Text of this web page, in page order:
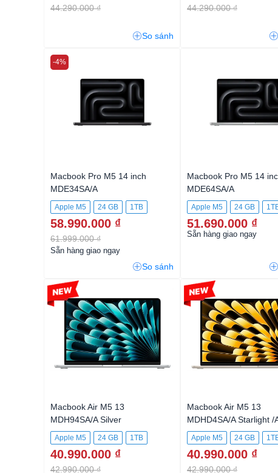
44.290.000 ₫
So sánh
44.290.000 ₫
Macbook Pro M5 14 inch
MDE34SA/A
Apple M5 24 GB 1TB
58.990.000 ₫
61.999.000 ₫
-4%
Sẵn hàng giao ngay
So sánh
Macbook Pro M5 14
MDE64SA/A
Apple M5 24 GB
51.690.000 ₫
Sẵn hàng giao ngay
Macbook Air M5 13
MDH94SA/A Silver
Apple M5 24 GB 1TB
40.990.000 ₫
42.990.000 ₫
-4%
Macbook Air M5 13
MDHD4SA/A Starlight /
M5 chip with 10‑core
10‑core GPU, 24GB,
Apple M5 24 GB
40.990.000 ₫
42.990.000 ₫
-4%